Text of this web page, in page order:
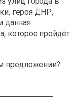
героя ДНР,
данная
которое пройдёт
предложении?